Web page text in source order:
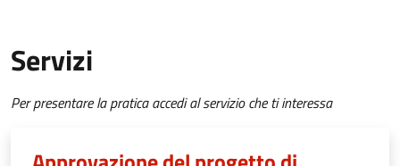
Servizi
Per presentare la pratica accedi al servizio che ti interessa